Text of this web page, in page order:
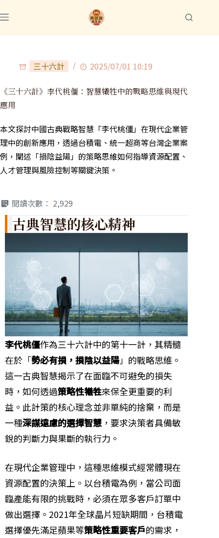
三十六計 2025/07/01 10:19
《三十六計》李代桃僵：智慧犧牲中的戰略思維與現代
應用
本文探討中國古典戰略智慧「李代桃僵」在現代企業管
理中的創新應用，透過台積電、統一超商等台灣企業案
例，闡述「損陰益陽」的策略思維如何指導資源配置、
人才管理與風險控制等關鍵決策。
閱讀次數： 2,929
古典智慧的核心精神
李代桃僵作為三十六計中的第十一計，其精髓
在於「勢必有損，損陰以益陽」的戰略思維。
這一古典智慧揭示了在面臨不可避免的損失
時，如何透過策略性犧牲來保全更重要的利
益。此計策的核心理念並非單純的捨棄，而是
一種深謀遠慮的選擇智慧 ，要求決策者具備敏
銳的判斷力與果斷的執行力。
在現代企業管理中，這種思維模式經常體現在
資源配置的決策上。以台積電為例，當公司面
臨產能有限的挑戰時，必須在眾多客戶訂單中
做出選擇。2021年全球晶片短缺期間，台積電
選擇優先滿足蘋果等策略性重要客戶的需求，